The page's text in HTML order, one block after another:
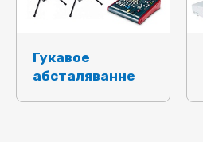
Гукавое
абсталяванне